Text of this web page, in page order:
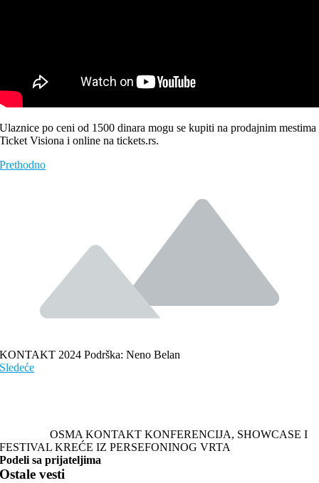
Ulaznice po ceni od 1500 dinara mogu se kupiti na prodajnim mestima
Ticket Visiona i online na tickets.rs.
Prethodno
KONTAKT 2024 Podrška: Neno Belan
Sledeće
OSMA KONTAKT KONFERENCIJA, SHOWCASE I
FESTIVAL KREĆE IZ PERSEFONINOG VRTA
Podeli sa prijateljima
Ostale vesti